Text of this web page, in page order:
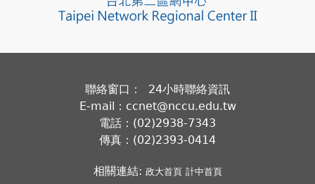
聯絡窗口： 24小時聯絡資訊
E-mail：ccnet@nccu.edu.tw
電話：(02)2938-7343
傳真：(02)2393-0414
相關連結: 政大首頁 計中首頁